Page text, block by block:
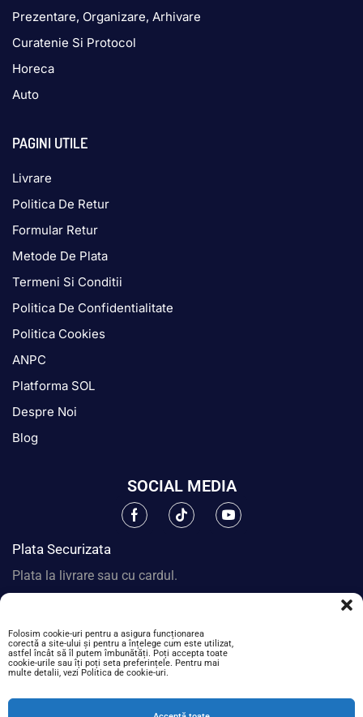
Folosim cookie-uri pentru a asigura funcționarea
corectă a site-ului și pentru a înțelege cum este utilizat,
astfel încât să îl putem îmbunătăți. Poți accepta toate
cookie-urile sau îți poți seta preferințele. Pentru mai
multe detalii, vezi Politica de cookie-uri.
Prezentare, Organizare, Arhivare
Curatenie Si Protocol
Horeca
Auto
PAGINI UTILE
Livrare
Politica De Retur
Formular Retur
Metode De Plata
Termeni Si Conditii
Politica De Confidentialitate
Politica Cookies
ANPC
Platforma SOL
Despre Noi
Blog
SOCIAL MEDIA
Plata Securizata
Plata la livrare sau cu cardul.